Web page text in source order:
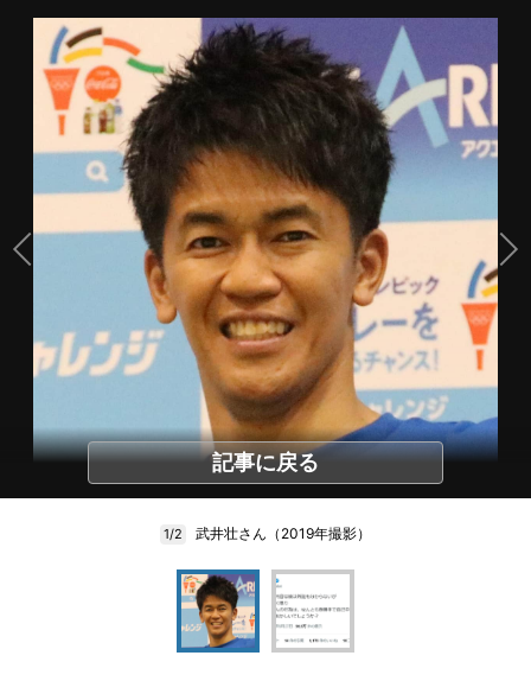
記事に戻る
1/2 武井壮さん（2019年撮影）